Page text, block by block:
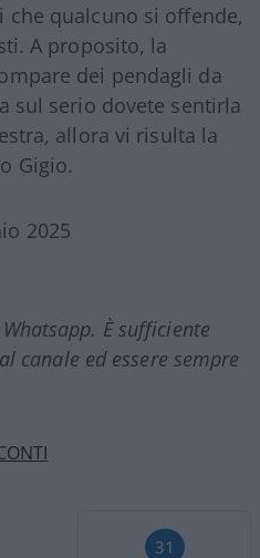
che qualcuno si offende,
A proposito, la
dei pendagli da
sul serio dovete sentirla
allora vi risulta la
Gigio.
2025
È sufficiente
canale ed essere sempre
31